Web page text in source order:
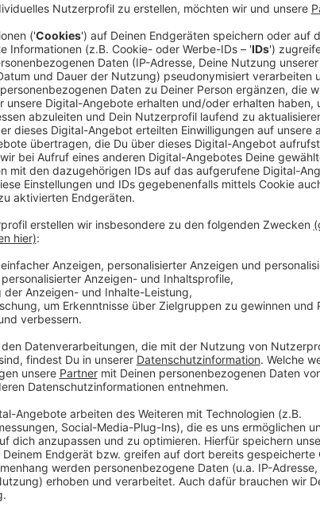
Fenster als Alternative
Anzeige
Klar, nicht jeder hat die Möglichkeit, in einem
Deshalb schlägt Dr. Froböse als Alternative
Cardiotraining (Herz-Kreislauf-Übungen) zu
aus", ergänzt er.
Anzeige
Anzeige
Gemeinsam mit Ingo Froböse liefert die
Gesundheit und Fitness im Homeoffice. Ein
Anzeige
Wir benötigen
den Vimeo-
Wir verwenden